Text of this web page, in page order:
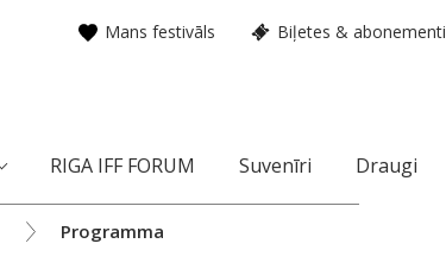
Mans festivāls Biļetes & abonementi
RIGA IFF FORUM Suvenīri Draugi
Programma